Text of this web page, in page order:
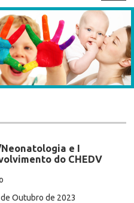
e I
do CHEDV
Outubro de 2023